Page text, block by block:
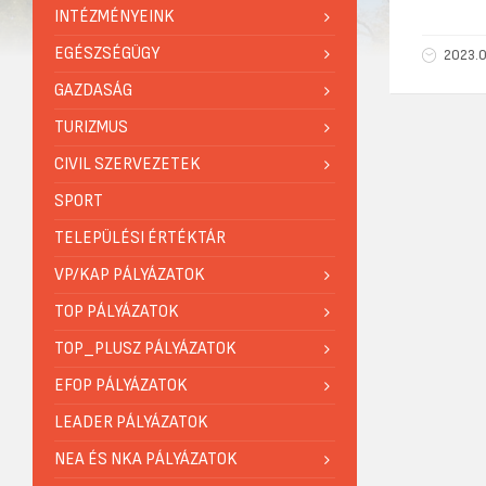
INTÉZMÉNYEINK
EGÉSZSÉGÜGY
GAZDASÁG
TURIZMUS
CIVIL SZERVEZETEK
SPORT
TELEPÜLÉSI ÉRTÉKTÁR
VP/KAP PÁLYÁZATOK
TOP PÁLYÁZATOK
TOP_PLUSZ PÁLYÁZATOK
EFOP PÁLYÁZATOK
LEADER PÁLYÁZATOK
NEA ÉS NKA PÁLYÁZATOK